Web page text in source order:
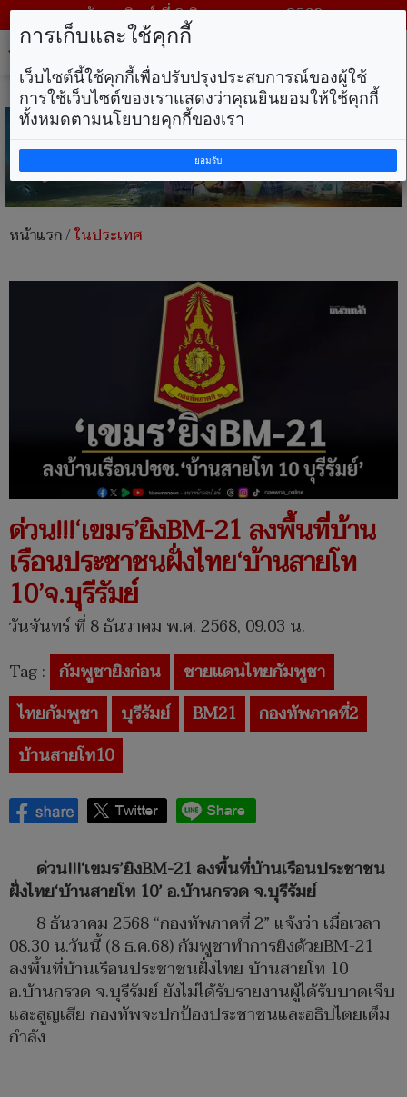
วันอาทิตย์ ที่ 9 สิงหาคม พ.ศ. 2569
หน้าแรก/ในประเทศ
ด่วน!!!‘เขมร’ยิงBM-21 ลงพื้นที่บ้าน
เรือนประชาชนฝั่งไทย‘บ้านสายโท
10’จ.บุรีรัมย์
วันจันทร์ ที่ 8 ธันวาคม พ.ศ. 2568, 09.03 น.
Tag : กัมพูชายิงก่อน
ชายแดนไทยกัมพูชา
ไทยกัมพูชา
บุรีรัมย์ BM21
กองทัพภาคที่2
บ้านสายโท10
ด่วน!!!‘เขมร’ยิงBM-21 ลงพื้นที่บ้านเรือนประชาชน
ฝั่งไทย‘บ้านสายโท 10’ อ.บ้านกรวด จ.บุรีรัมย์
8 ธันวาคม 2568 “กองทัพภาคที่ 2” แจ้งว่า เมื่อเวลา
08.30 น.วันนี้ (8 ธ.ค.68) กัมพูชาทำการยิงด้วยBM-21
ลงพื้นที่บ้านเรือนประชาชนฝั่งไทย บ้านสายโท 10
อ.บ้านกรวด จ.บุรีรัมย์ ยังไม่ได้รับรายงานผู้ได้รับบาดเจ็บ
และสูญเสีย กองทัพจะปกป้องประชาชนและอธิปไตยเต็ม
กำลัง
การเก็บและใช้คุกกี้
เว็บไซต์นี้ใช้คุกกี้เพื่อปรับปรุงประสบการณ์ของผู้ใช้
การใช้เว็บไซต์ของเราแสดงว่าคุณยินยอมให้ใช้คุกกี้
ทั้งหมดตามนโยบายคุกกี้ของเรา
ยอมรับ